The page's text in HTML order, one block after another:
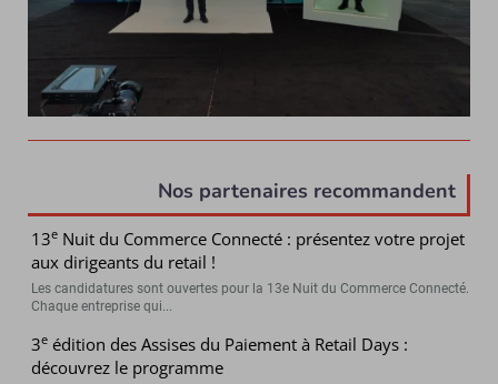
Nos partenaires recommandent
13e Nuit du Commerce Connecté : présentez votre projet
aux dirigeants du retail !
Les candidatures sont ouvertes pour la 13e Nuit du Commerce Connecté.
Chaque entreprise qui...
3e édition des Assises du Paiement à Retail Days :
découvrez le programme